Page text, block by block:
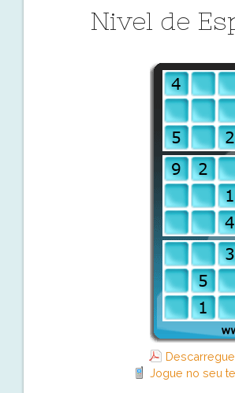
Nivel de
Jogue no seu